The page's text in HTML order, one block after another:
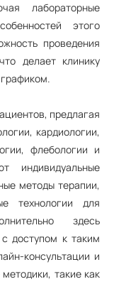
лабораторные
этого
проведения
делает клинику
предлагая
кардиологии,
флебологии и
индивидуальные
методы терапии,
технологии для
здесь
доступом к таким
консультации и
такие как